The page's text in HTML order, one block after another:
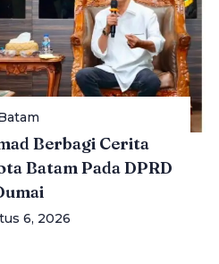
Berbagi Cerita
Batam Pada DPRD
6, 2026